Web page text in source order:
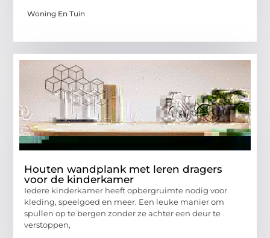
Woning En Tuin
Houten wandplank met leren dragers
voor de kinderkamer
Iedere kinderkamer heeft opbergruimte nodig voor
kleding, speelgoed en meer. Een leuke manier om
spullen op te bergen zonder ze achter een deur te
verstoppen,